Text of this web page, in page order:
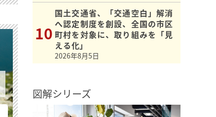
国土交通省、「交通空白」解消
へ認定制度を創設、全国の市区
町村を対象に、取り組みを「見
える化」
2026年8月5日
図解シリーズ